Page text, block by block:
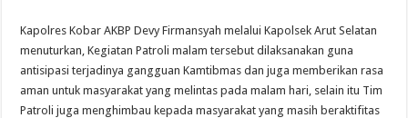
Kapolres Kobar AKBP Devy Firmansyah melalui Kapolsek Arut Selatan
menuturkan, Kegiatan Patroli malam tersebut dilaksanakan guna
antisipasi terjadinya gangguan Kamtibmas dan juga memberikan rasa
aman untuk masyarakat yang melintas pada malam hari, selain itu Tim
Patroli juga menghimbau kepada masyarakat yang masih beraktifitas